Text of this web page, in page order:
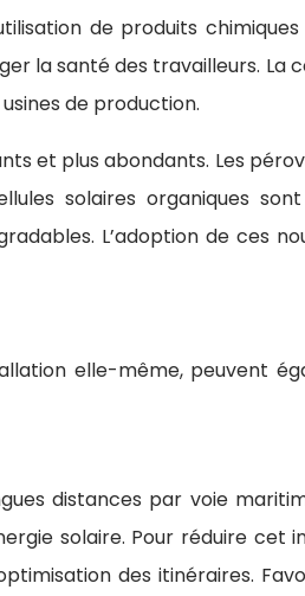
de produits
la santé des travailleurs. La
de production.
et plus abondants. Les
solaires organiques
L’adoption de ces
elle-même, peuvent
distances par voie
solaire. Pour réduire cet
des itinéraires.